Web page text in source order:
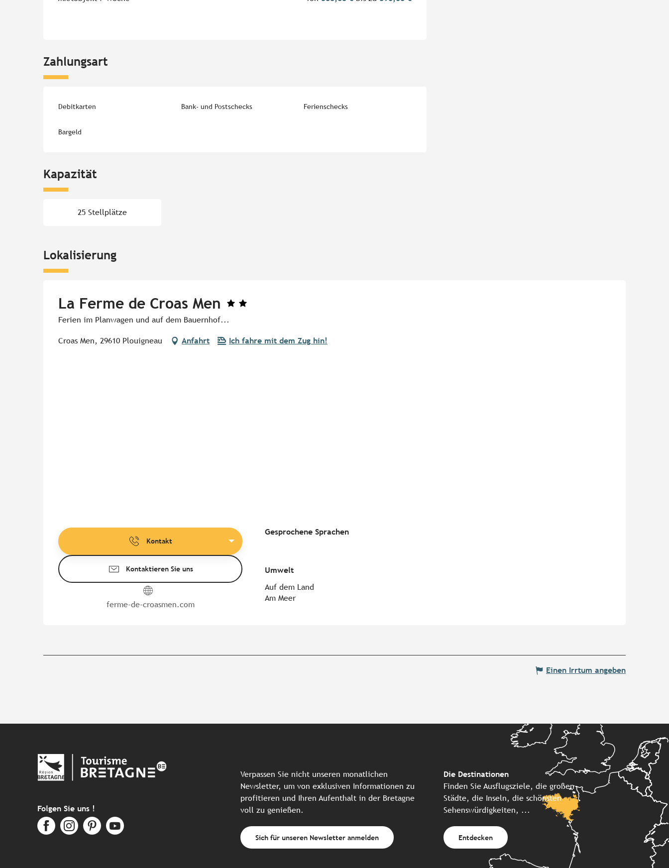
Zahlungsart
Debitkarten Bank- und Postschecks Ferienschecks
Bargeld
Kapazität
25 Stellplätze
Lokalisierung
La Ferme de Croas Men
Ferien im Planwagen und auf dem Bauernhof...
Croas Men, 29610 Plouigneau Anfahrt Ich fahre mit dem Zug hin!
Kontakt
Kontaktieren Sie uns
ferme-de-croasmen.com
Gesprochene Sprachen
Gesprochene Sprachen
Umwelt
Umwelt
Auf dem Land
Am Meer
Einen Irrtum angeben
Folgen Sie uns !
Verpassen Sie nicht unseren monatlichen
Newsletter, um von exklusiven Informationen zu
profitieren und Ihren Aufenthalt in der Bretagne
voll zu genießen.
Sich für unseren Newsletter anmelden
Die Destinationen
Finden Sie Ausflugsziele, die großen
Städte, die Inseln, die schönsten
Sehenswürdigkeiten, ...
Entdecken